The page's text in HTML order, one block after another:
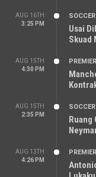
AUG 16TH
3:25 PM
SOCCER
Usai
Skuad
AUG 15TH
4:30 PM
AUG 15TH
2:35 PM
SOCCER
Ruang
AUG 13TH
4:26 PM